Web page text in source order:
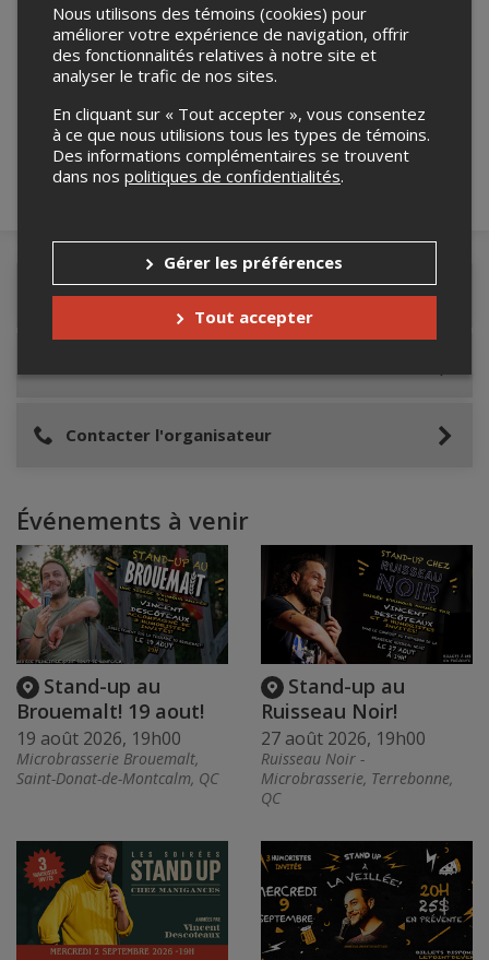
Merci de confirmer que vous n'êtes pas un
Détails de l'événement
Contacter l'organisateur
Événements à venir
Stand-up au
Brouemalt! 19 aout!
19 août 2026, 19h00
Microbrasserie Brouemalt,
Saint-Donat-de-Montcalm, QC
Stand-up au
Ruisseau Noir!
27 août 2026, 19h00
Ruisseau Noir -
Microbrasserie, Terrebonne,
QC
Nous utilisons des témoins (cookies) pour
améliorer votre expérience de navigation, offrir
des fonctionnalités relatives à notre site et
analyser le trafic de nos sites.
En cliquant sur « Tout accepter », vous consentez
à ce que nous utilisions tous les types de témoins.
Des informations complémentaires se trouvent
dans nos politiques de confidentialités.
Gérer les préférences
Tout accepter